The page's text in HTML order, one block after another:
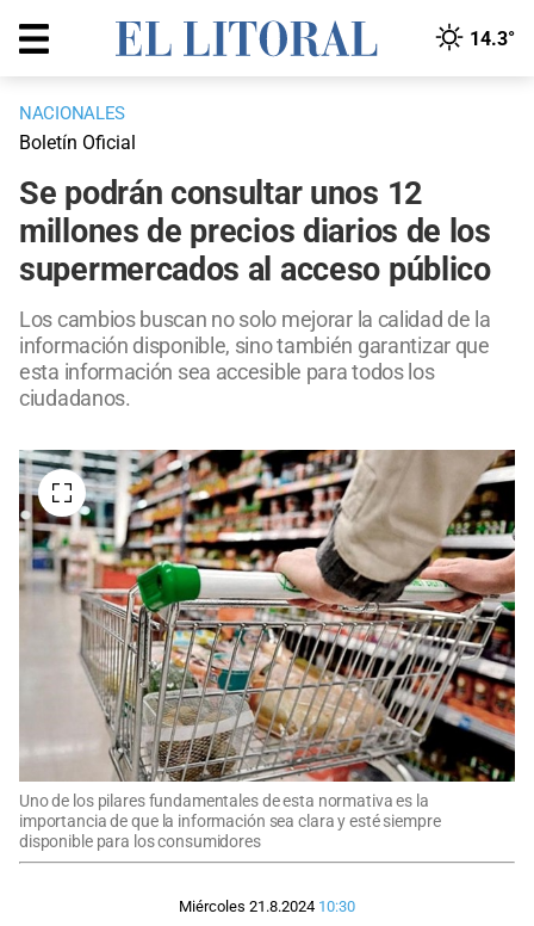
14.3°
NACIONALES
Boletín Oficial
Se podrán consultar unos 12
millones de precios diarios de los
supermercados al acceso público
Los cambios buscan no solo mejorar la calidad de la
información disponible, sino también garantizar que
esta información sea accesible para todos los
ciudadanos.
Uno de los pilares fundamentales de esta normativa es la
importancia de que la información sea clara y esté siempre
disponible para los consumidores
Miércoles 21.8.2024 10:30